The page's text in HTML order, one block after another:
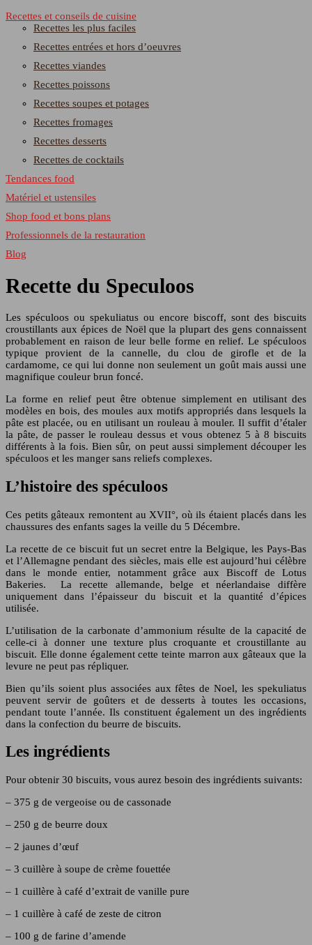
Recettes et conseils de cuisine
Recettes les plus faciles
Recettes entrées et hors d’oeuvres
Recettes viandes
Recettes poissons
Recettes soupes et potages
Recettes fromages
Recettes desserts
Recettes de cocktails
Tendances food
Matériel et ustensiles
Shop food et bons plans
Professionnels de la restauration
Blog
Recette du Speculoos
Les spéculoos ou spekuliatus ou encore biscoff, sont des biscuits
croustillants aux épices de Noël que la plupart des gens connaissent
probablement en raison de leur belle forme en relief. Le spéculoos
typique provient de la cannelle, du clou de girofle et de la
cardamome, ce qui lui donne non seulement un goût mais aussi une
magnifique couleur brun foncé.
La forme en relief peut être obtenue simplement en utilisant des
modèles en bois, des moules aux motifs appropriés dans lesquels la
pâte est placée, ou en utilisant un rouleau à mouler. Il suffit d’étaler
la pâte, de passer le rouleau dessus et vous obtenez 5 à 8 biscuits
différents à la fois. Bien sûr, on peut aussi simplement découper les
spéculoos et les manger sans reliefs complexes.
L’histoire des spéculoos
Ces petits gâteaux remontent au XVII°, où ils étaient placés dans les
chaussures des enfants sages la veille du 5 Décembre.
La recette de ce biscuit fut un secret entre la Belgique, les Pays-Bas
et l’Allemagne pendant des siècles, mais elle est aujourd’hui célèbre
dans le monde entier, notamment grâce aux Biscoff de Lotus
Bakeries. La recette allemande, belge et néerlandaise diffère
uniquement dans l’épaisseur du biscuit et la quantité d’épices
utilisée.
L’utilisation de la carbonate d’ammonium résulte de la capacité de
celle-ci à donner une texture plus croquante et croustillante au
biscuit. Elle donne également cette teinte marron aux gâteaux que la
levure ne peut pas répliquer.
Bien qu’ils soient plus associées aux fêtes de Noel, les spekuliatus
peuvent servir de goûters et de desserts à toutes les occasions,
pendant toute l’année. Ils constituent également un des ingrédients
dans la confection du beurre de biscuits.
Les ingrédients
Pour obtenir 30 biscuits, vous aurez besoin des ingrédients suivants:
– 375 g de vergeoise ou de cassonade
– 250 g de beurre doux
– 2 jaunes d’œuf
– 3 cuillère à soupe de crème fouettée
– 1 cuillère à café d’extrait de vanille pure
– 1 cuillère à café de zeste de citron
– 100 g de farine d’amende